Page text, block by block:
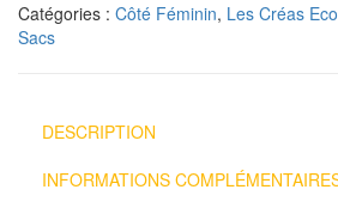
Catégories : Côté Féminin, Les Créas
Sacs
DESCRIPTION
INFORMATIONS